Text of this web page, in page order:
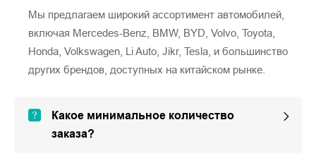
Мы предлагаем широкий ассортимент автомобилей,
включая Mercedes-Benz, BMW, BYD, Volvo, Toyota,
Honda, Volkswagen, Li Auto, Jikr, Tesla, и большинство
других брендов, доступных на китайском рынке.
Какое минимальное количество
заказа?